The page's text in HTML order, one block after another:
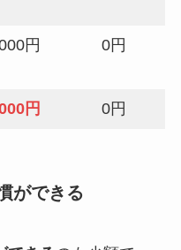
円 0円
円 0円
ができる